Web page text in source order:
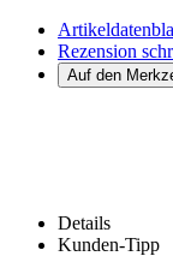
Rezension
Details
Kunden-Tipp